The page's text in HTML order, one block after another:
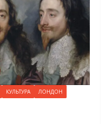
КУЛЬТУРА
ЛОНДОН